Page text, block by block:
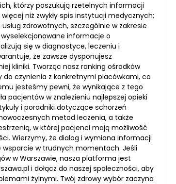
którzy poszukują rzetelnych informacji
niż zwykły spis instytucji medycznych;
zdrowotnych, szczególnie w zakresie
informacje o
się w diagnostyce, leczeniu i
że zawsze dysponujesz
kliniki. Tworząc nasz ranking ośrodków
czynienia z konkretnymi placówkami, co
jesteśmy pewni, że wynikające z tego
pacjentów w znalezieniu najlepszej opieki
i poradniki dotyczące schorzeń
metod leczenia, a także
w której pacjenci mają możliwość
Wierzymy, że dialog i wymiana informacji
w trudnych momentach. Jeśli
w Warszawie, nasza platforma jest
i dołącz do naszej społeczności, aby
żylnymi. Twój zdrowy wybór zaczyna